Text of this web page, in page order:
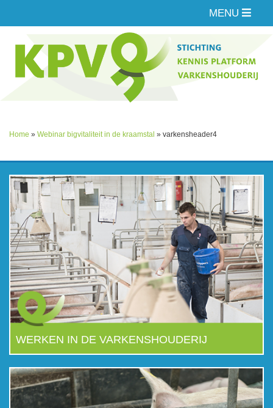
MENU
Home » Webinar bigvitaliteit in de kraamstal » varkensheader4
WERKEN IN DE VARKENSHOUDERIJ